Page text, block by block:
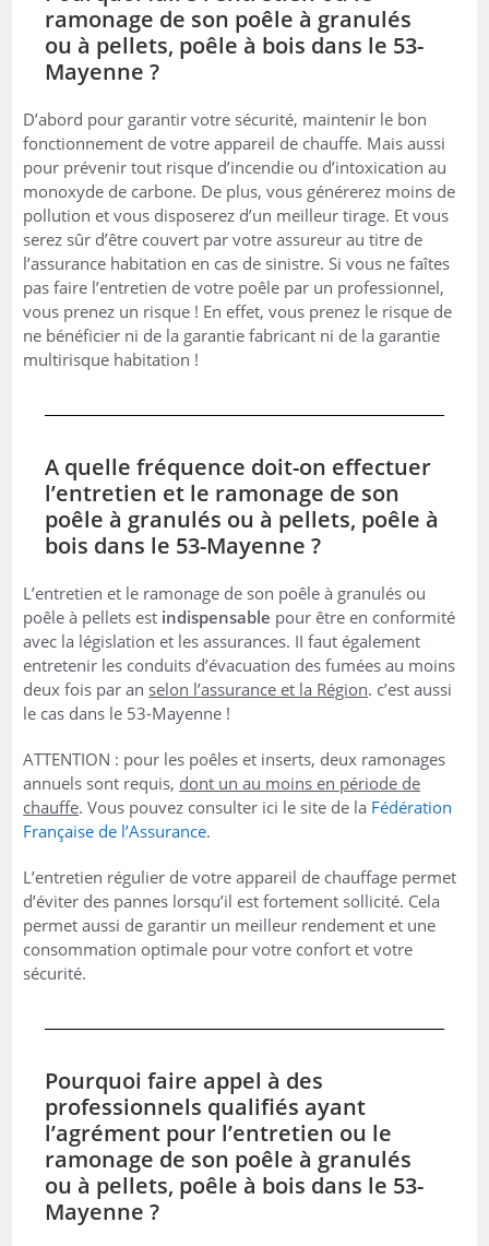
ramonage de son poêle à granulés
ou à pellets, poêle à bois dans le 53-
Mayenne ?
D’abord pour garantir votre sécurité, maintenir le bon
fonctionnement de votre appareil de chauffe. Mais aussi
pour prévenir tout risque d’incendie ou d’intoxication au
monoxyde de carbone. De plus, vous générerez moins de
pollution et vous disposerez d’un meilleur tirage. Et vous
serez sûr d’être couvert par votre assureur au titre de
l’assurance habitation en cas de sinistre. Si vous ne faîtes
pas faire l’entretien de votre poêle par un professionnel,
vous prenez un risque ! En effet, vous prenez le risque de
ne bénéficier ni de la garantie fabricant ni de la garantie
multirisque habitation !
A quelle fréquence doit-on effectuer
l’entretien et le ramonage de son
poêle à granulés ou à pellets, poêle à
bois dans le 53-Mayenne ?
L’entretien et le ramonage de son poêle à granulés ou
poêle à pellets est indispensable pour être en conformité
avec la législation et les assurances. II faut également
entretenir les conduits d’évacuation des fumées au moins
deux fois par an selon l’assurance et la Région. c’est aussi
le cas dans le 53-Mayenne !
ATTENTION : pour les poêles et inserts, deux ramonages
annuels sont requis, dont un au moins en période de
chauffe. Vous pouvez consulter ici le site de la Fédération
Française de l’Assurance.
L’entretien régulier de votre appareil de chauffage permet
d’éviter des pannes lorsqu’il est fortement sollicité. Cela
permet aussi de garantir un meilleur rendement et une
consommation optimale pour votre confort et votre
sécurité.
Pourquoi faire appel à des
professionnels qualifiés ayant
l’agrément pour l’entretien ou le
ramonage de son poêle à granulés
ou à pellets, poêle à bois dans le 53-
Mayenne ?